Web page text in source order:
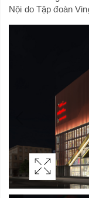
Nội do Tập đoàn